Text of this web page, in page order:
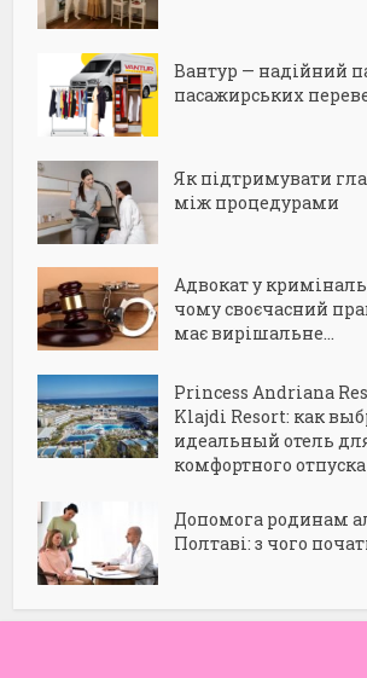
Вантур — надійний
пасажирських
Як підтримувати
між процедурами
Адвокат у
чому своєчасний
має вирішальне...
Princess Andriana
Klajdi Resort: как
идеальный отель
комфортного отпуска
Допомога родинам
Полтаві: з чого